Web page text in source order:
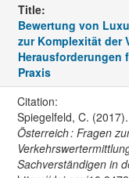
Title:
Bewertung von
zur Komplexität der
Herausforderungen
Praxis
Citation:
Spiegelfeld, C. (2017).
Österreich : Fragen
Sachverständigen in